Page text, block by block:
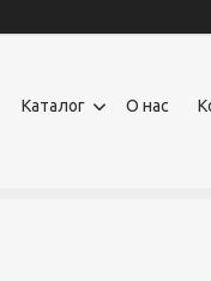
Каталог О нас